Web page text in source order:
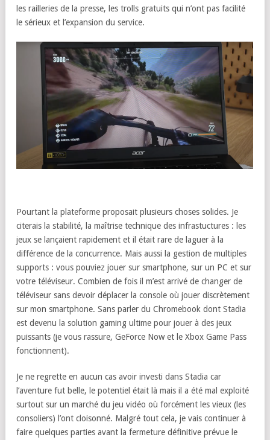
les railleries de la presse, les trolls gratuits qui n’ont pas facilité
le sérieux et l’expansion du service.
Pourtant la plateforme proposait plusieurs choses solides. Je
citerais la stabilité, la maîtrise technique des infrastuctures : les
jeux se lançaient rapidement et il était rare de laguer à la
différence de la concurrence. Mais aussi la gestion de multiples
supports : vous pouviez jouer sur smartphone, sur un PC et sur
votre téléviseur. Combien de fois il m’est arrivé de changer de
téléviseur sans devoir déplacer la console où jouer discrètement
sur mon smartphone. Sans parler du Chromebook dont Stadia
est devenu la solution gaming ultime pour jouer à des jeux
puissants (je vous rassure, GeForce Now et le Xbox Game Pass
fonctionnent).
Je ne regrette en aucun cas avoir investi dans Stadia car
l’aventure fut belle, le potentiel était là mais il a été mal exploité
surtout sur un marché du jeu vidéo où forcément les vieux (les
consoliers) l’ont cloisonné. Malgré tout cela, je vais continuer à
faire quelques parties avant la fermeture définitive prévue le